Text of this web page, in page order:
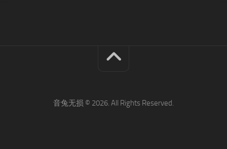
音兔无损 © 2026. All Rights Reserved.